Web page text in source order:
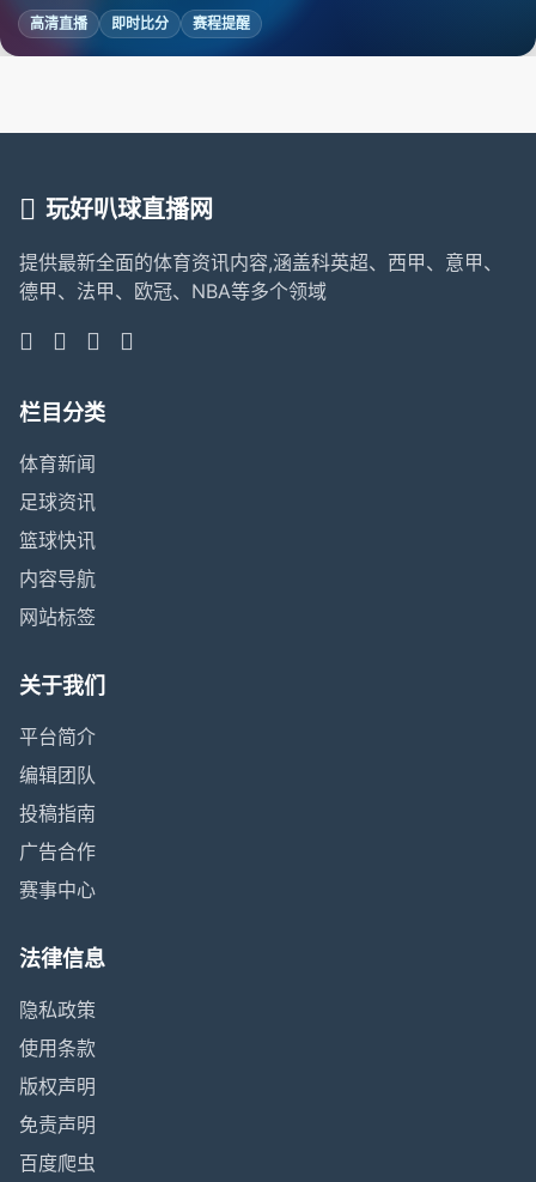
高清直播 即时比分 赛程提醒
玩好叭球直播网
提供最新全面的体育资讯内容,涵盖科英超、西甲、意甲、
德甲、法甲、欧冠、NBA等多个领域
栏目分类
体育新闻
足球资讯
篮球快讯
内容导航
网站标签
关于我们
平台简介
编辑团队
投稿指南
广告合作
赛事中心
法律信息
隐私政策
使用条款
版权声明
免责声明
百度爬虫